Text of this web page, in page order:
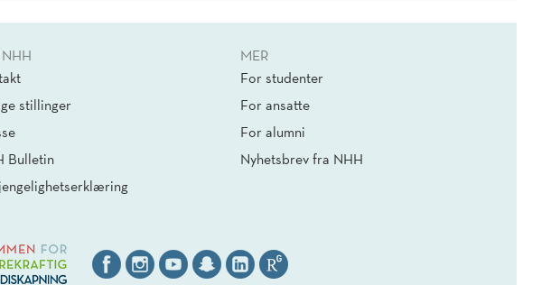
stillinger
Bulletin
MER
For studenter
For ansatte
For alumni
Nyhetsbrev fra NHH